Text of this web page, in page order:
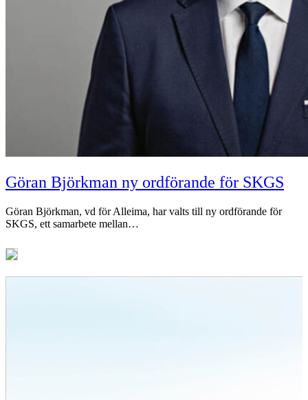
Göran Björkman ny ordförande för SKGS
Göran Björkman, vd för Alleima, har valts till ny ordförande för
SKGS, ett samarbete mellan…